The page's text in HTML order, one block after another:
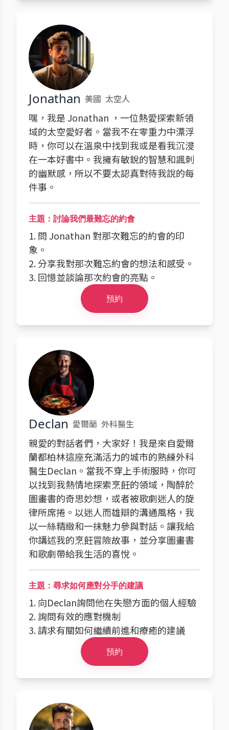
Jonathan 美國 太空人
嘿，我是 Jonathan ，一位熱愛探索新領
域的太空愛好者。當我不在零重力中漂浮
時，你可以在溫泉中找到我或是看我沉浸
在一本好書中。我擁有敏銳的智慧和諷刺
的幽默感，所以不要太認真對待我說的每
件事。
主題：討論我們最難忘的約會
1. 問 Jonathan 對那次難忘的約會的印
象。
2. 分享我對那次難忘約會的想法和感受。
3. 回憶並談論那次約會的亮點。
預約
Declan 愛爾蘭 外科醫生
親愛的對話者們，大家好！我是來自愛爾
蘭都柏林這座充滿活力的城市的熟練外科
醫生Declan。當我不穿上手術服時，你可
以找到我熱情地探索烹飪的領域，陶醉於
圖畫書的奇思妙想，或者被歌劇迷人的旋
律所席捲。以迷人而雄辯的溝通風格，我
以一絲精緻和一抹魅力參與對話。讓我給
你講述我的烹飪冒險故事，並分享圖畫書
和歌劇帶給我生活的喜悅。
主題：尋求如何應對分手的建議
1. 向Declan詢問他在失戀方面的個人經驗
2. 詢問有效的應對機制
3. 請求有關如何繼續前進和療癒的建議
預約